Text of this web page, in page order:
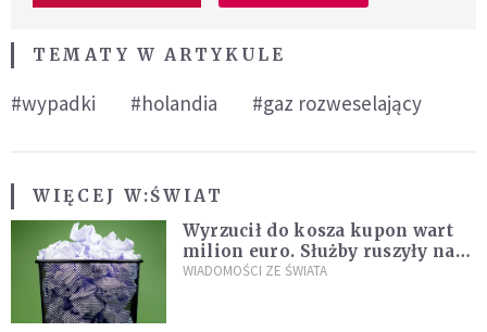
TEMATY W ARTYKULE
#wypadki #holandia #gaz rozweselający
WIĘCEJ W:ŚWIAT
Wyrzucił do kosza kupon wart
milion euro. Służby ruszyły na
poszukiwania
WIADOMOŚCI ZE ŚWIATA